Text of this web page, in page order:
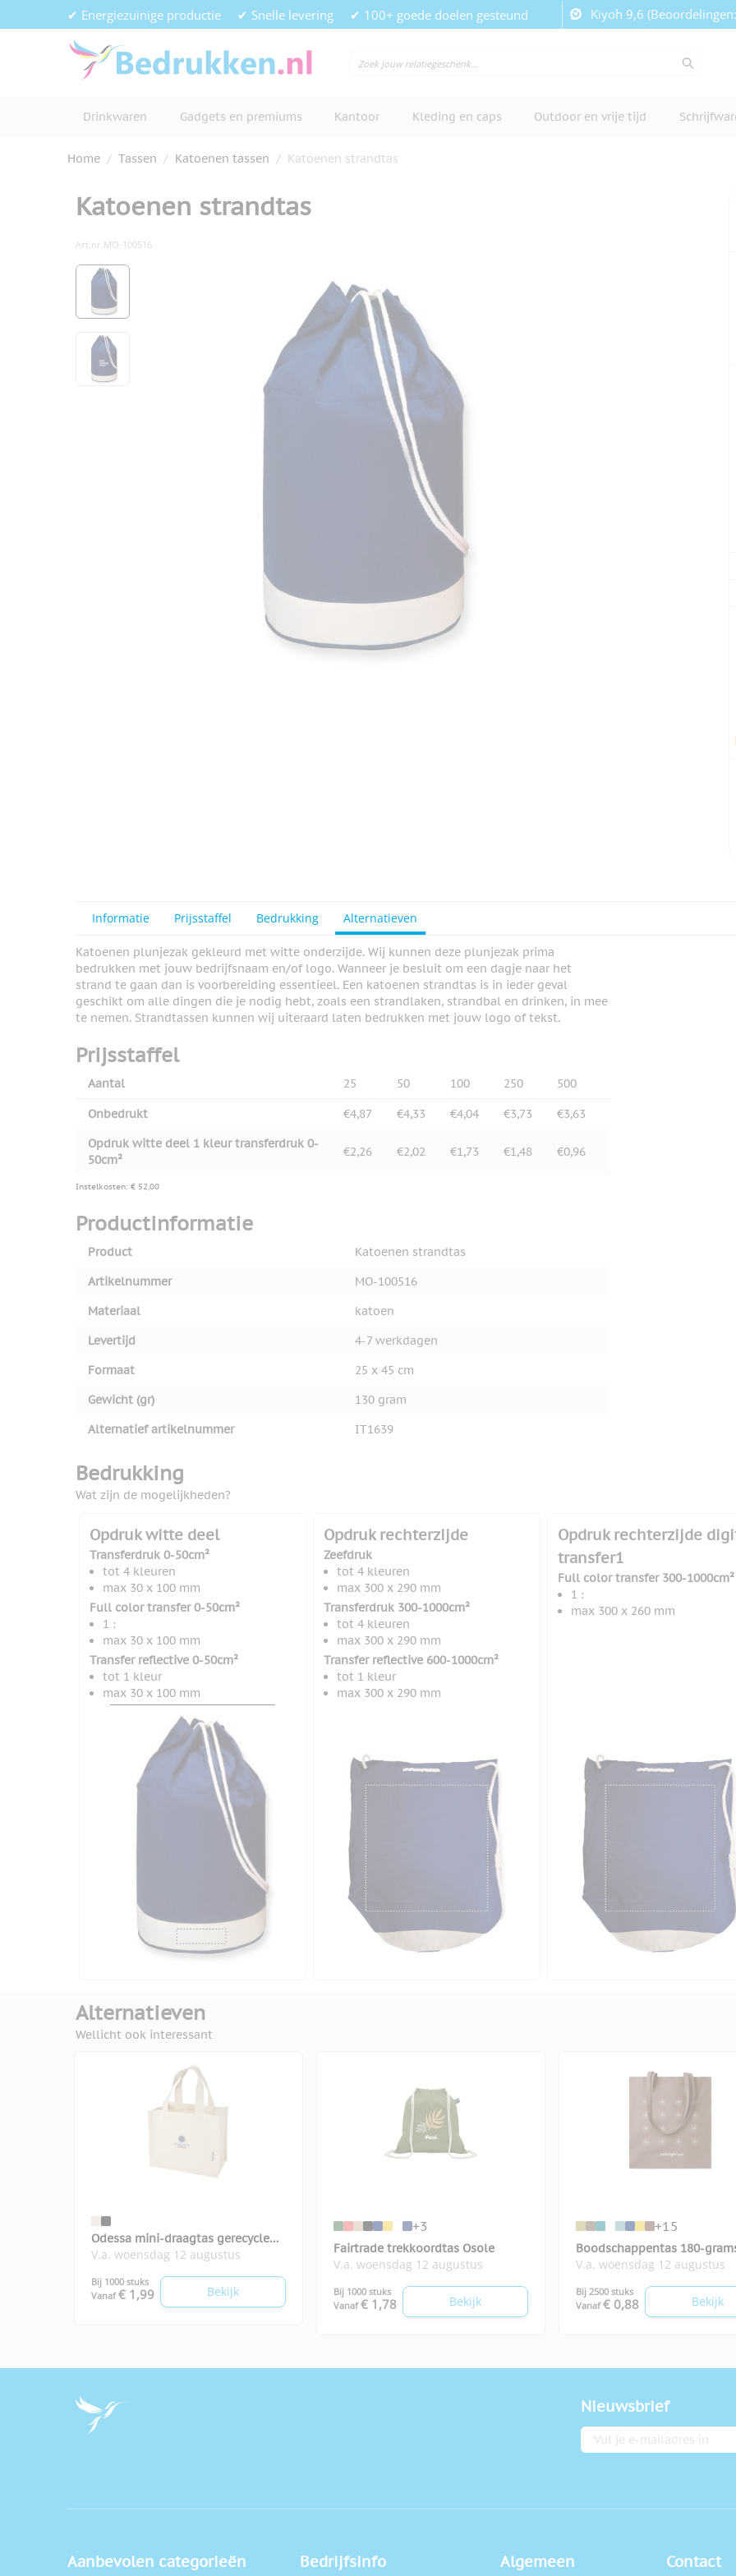
Ga naar de inhoud✔ Energiezuinige productie ✔ Snelle levering ✔ 100+ goede doelen gesteund Kiyoh 9,6
Drinkwaren Gadgets en premiums Kantoor Kleding en caps Outdoor en vrije tijd
Home / Tassen / Katoenen tassen / Katoenen strandtas
Katoenen strandtas
Art.nr.MO-100516
View larger image
View larger image
Informatie Prijsstaffel Bedrukking Alternatieven
Katoenen plunjezak gekleurd met witte onderzijde. Wij kunnen deze plunjezak prima
bedrukken met jouw bedrijfsnaam en/of logo. Wanneer je besluit om een dagje naar het
strand te gaan dan is voorbereiding essentieel. Een katoenen strandtas is in ieder geval
geschikt om alle dingen die je nodig hebt, zoals een strandlaken, strandbal en drinken, in mee
te nemen. Strandtassen kunnen wij uiteraard laten bedrukken met jouw logo of tekst.
Prijsstaffel
Aantal 25 50 100 250 500
Onbedrukt €4,87 €4,33 €4,04 €3,73
€3,63
Opdruk witte deel 1 kleur transferdruk 0-
50cm²
€2,26 €2,02 €1,73 €1,48 €0,96
Instelkosten: € 52,00
Productinformatie
Product
Katoenen strandtas
Artikelnummer
MO-100516
Materiaal
katoen
Levertijd
4-7 werkdagen
Formaat
25 x 45 cm
Gewicht (gr)
130 gram
Alternatief artikelnummer
IT1639
Bedrukking
Wat zijn de mogelijkheden?
Opdruk witte deel
Transferdruk 0-50cm²
tot 4 kleuren
max 30 x 100 mm
Full color transfer 0-50cm²
1 :
max 30 x 100 mm
Transfer reflective 0-50cm²
tot 1 kleur
max 30 x 100 mm
Opdruk rechterzijde
Zeefdruk
tot 4 kleuren
max 300 x 290 mm
Transferdruk 300-1000cm²
tot 4 kleuren
max 300 x 290 mm
Transfer reflective 600-1000cm²
tot 1 kleur
max 300 x 290 mm
Opdruk rechterzijde
transfer1
Full color transfer 300-1000cm²
1 :
max 300 x 260 mm
Alternatieven
Wellicht ook interessant
Odessa mini-draagtas gerecycled
katoen
V.a. woensdag 12 augustus
Bij 1000 stuks
Vanaf € 1,99 Bekijk
+3
Fairtrade trekkoordtas Osole
V.a. woensdag 12 augustus
Bij 1000 stuks
Vanaf € 1,78 Bekijk
+15
Boodschappentas 180-
Cottonel colour++
V.a. woensdag 12 augustus
Bij 2500 stuks
Vanaf € 0,88 Bekijk
Nieuwsbrief
E-mailadres
Aanbevolen categorieën Bedrijfsinfo Algemeen Contact